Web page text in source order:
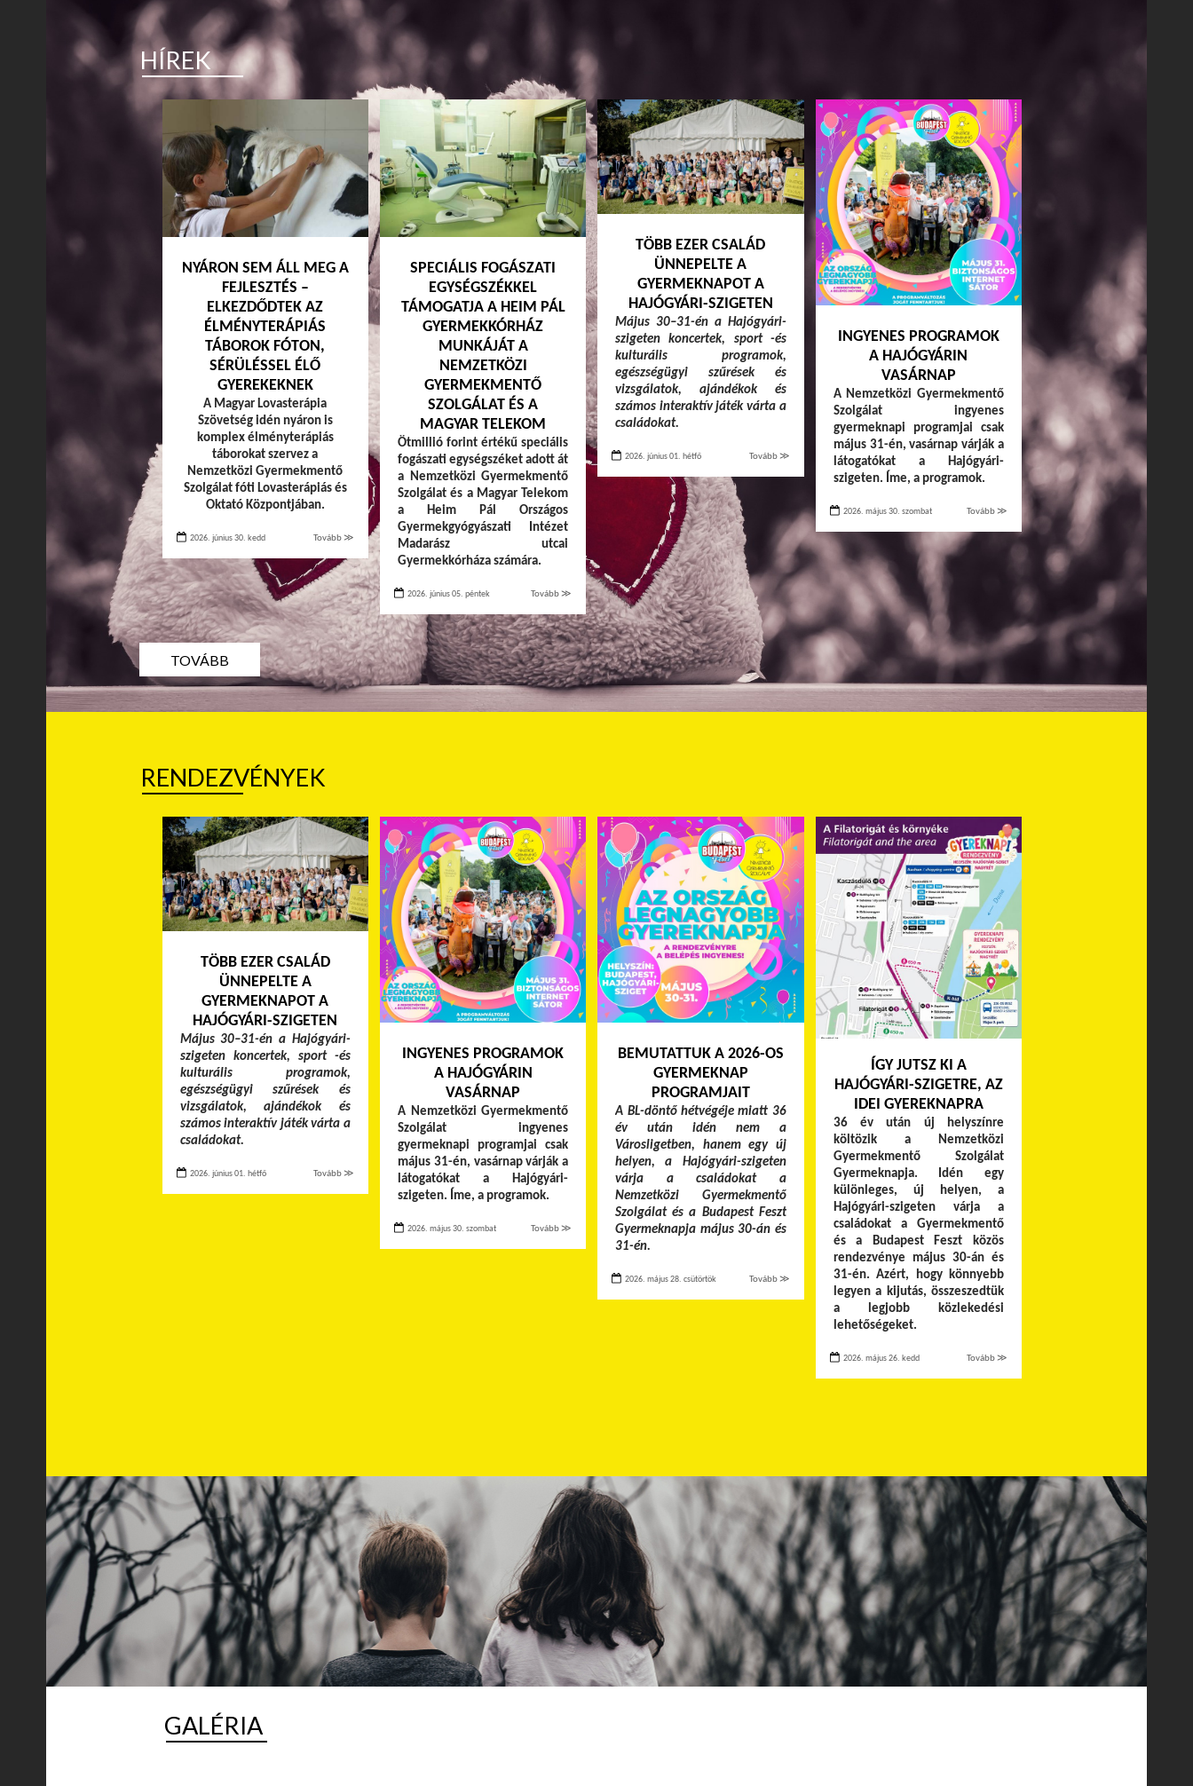
HÍREK
NYÁRON SEM ÁLL MEG A
FEJLESZTÉS –
ELKEZDŐDTEK AZ
ÉLMÉNYTERÁPIÁS
TÁBOROK FÓTON,
SÉRÜLÉSSEL ÉLŐ
GYEREKEKNEK
A Magyar Lovasterápia
Szövetség idén nyáron is
komplex élményterápiás
táborokat szervez a
Nemzetközi Gyermekmentő
Szolgálat fóti Lovasterápiás és
Oktató Központjában.
2026. június 30. kedd Tovább ≫
SPECIÁLIS FOGÁSZATI
EGYSÉGSZÉKKEL
TÁMOGATJA A HEIM PÁL
GYERMEKKÓRHÁZ
MUNKÁJÁT A
NEMZETKÖZI
GYERMEKMENTŐ
SZOLGÁLAT ÉS A
MAGYAR TELEKOM
Ötmillió forint értékű speciális
fogászati egységszéket adott át
a Nemzetközi Gyermekmentő
Szolgálat és a Magyar Telekom
a Heim Pál Országos
Gyermekgyógyászati Intézet
Madarász utcai
Gyermekkórháza számára.
2026. június 05. péntek Tovább ≫
TÖBB EZER CSALÁD
ÜNNEPELTE A
GYERMEKNAPOT A
HAJÓGYÁRI-SZIGETEN
Május 30–31-én a Hajógyári-
szigeten koncertek, sport -és
kulturális programok,
egészségügyi szűrések és
vizsgálatok, ajándékok és
számos interaktív játék várta a
családokat.
2026. június 01. hétfő Tovább ≫
INGYENES PROGRAMOK
A HAJÓGYÁRIN
VASÁRNAP
A Nemzetközi Gyermekmentő
Szolgálat ingyenes
gyermeknapi programjai csak
május 31-én, vasárnap várják a
látogatókat a Hajógyári-
szigeten. Íme, a programok.
2026. május 30. szombat Tovább ≫
TOVÁBB
RENDEZVÉNYEK
TÖBB EZER CSALÁD
ÜNNEPELTE A
GYERMEKNAPOT A
HAJÓGYÁRI-SZIGETEN
Május 30–31-én a Hajógyári-
szigeten koncertek, sport -és
kulturális programok,
egészségügyi szűrések és
vizsgálatok, ajándékok és
számos interaktív játék várta a
családokat.
2026. június 01. hétfő Tovább ≫
INGYENES PROGRAMOK
A HAJÓGYÁRIN
VASÁRNAP
A Nemzetközi Gyermekmentő
Szolgálat ingyenes
gyermeknapi programjai csak
május 31-én, vasárnap várják a
látogatókat a Hajógyári-
szigeten. Íme, a programok.
2026. május 30. szombat Tovább ≫
BEMUTATTUK A 2026-OS
GYERMEKNAP
PROGRAMJAIT
A BL-döntő hétvégéje miatt 36
év után idén nem a
Városligetben, hanem egy új
helyen, a Hajógyári-szigeten
várja a családokat a
Nemzetközi Gyermekmentő
Szolgálat és a Budapest Feszt
Gyermeknapja május 30-án és
31-én.
2026. május 28. csütörtök Tovább ≫
ÍGY JUTSZ KI A
HAJÓGYÁRI-SZIGETRE, AZ
IDEI GYEREKNAPRA
36 év után új helyszínre
költözik a Nemzetközi
Gyermekmentő Szolgálat
Gyermeknapja. Idén egy
különleges, új helyen, a
Hajógyári-szigeten várja a
családokat a Gyermekmentő
és a Budapest Feszt közös
rendezvénye május 30-án és
31-én. Azért, hogy könnyebb
legyen a kijutás, összeszedtük
a legjobb közlekedési
lehetőségeket.
2026. május 26. kedd Tovább ≫
GALÉRIA